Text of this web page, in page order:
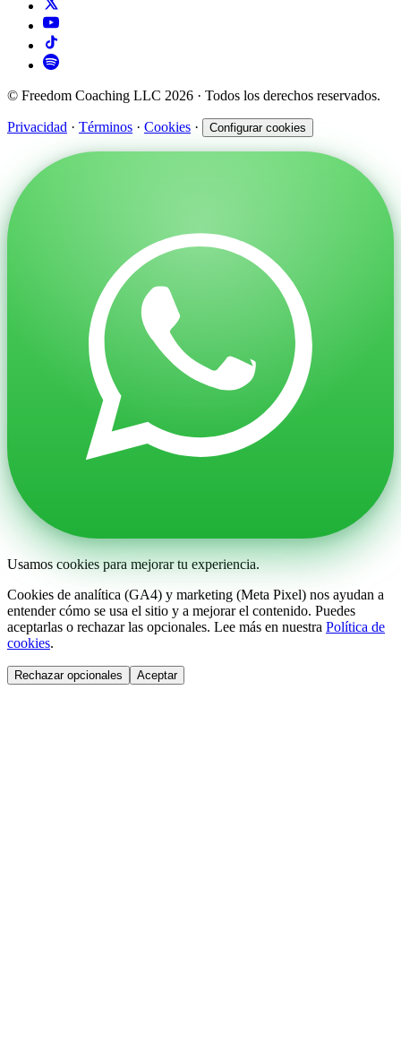
© Freedom Coaching LLC 2026 · Todos los derechos reservados.
Privacidad · Términos · Cookies · Configurar cookies
Usamos cookies para mejorar tu experiencia.
Cookies de analítica (GA4) y marketing (Meta Pixel) nos ayudan a
entender cómo se usa el sitio y a mejorar el contenido. Puedes
aceptarlas o rechazar las opcionales. Lee más en nuestra Política de
cookies.
Rechazar opcionales Aceptar